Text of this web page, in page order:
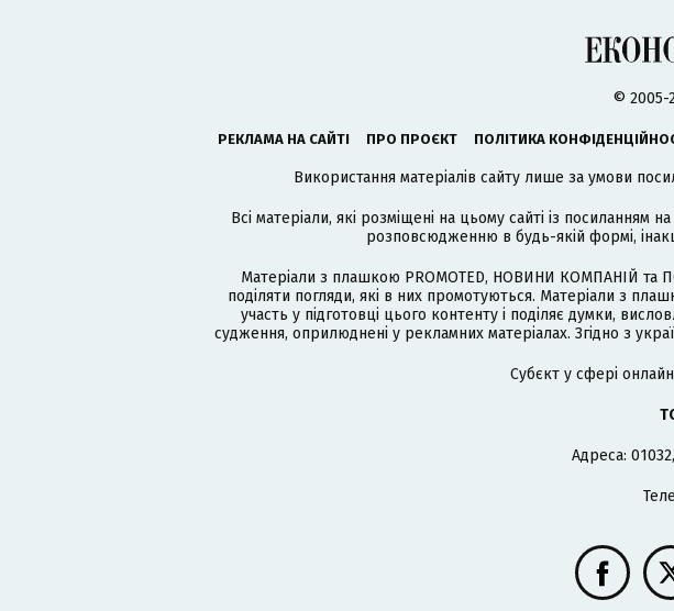
© 2005-
РЕКЛАМА НА САЙТІ ПРО ПРОЄКТ ПОЛІТИКА
Використання матеріалів сайту лише за умови
Всі матеріали, які розміщені на цьому сайті із посиланням
розповсюдженню в будь-якій формі,
Матеріали з плашкою PROMOTED, НОВИНИ КОМПАНІЙ та
поділяти погляди, які в них промотуються. Матеріали з
участь у підготовці цього контенту і поділяє думки,
судження, оприлюднені у рекламних матеріалах. Згідно з
Cубєкт у сфері
Адреса: